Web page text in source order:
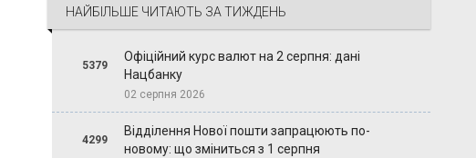
НАЙБІЛЬШЕ ЧИТАЮТЬ ЗА ТИЖДЕНЬ
5379
Офіційний курс валют на 2 серпня: дані
Нацбанку
02 серпня 2026
4299
Відділення Нової пошти запрацюють по-
новому: що зміниться з 1 серпня